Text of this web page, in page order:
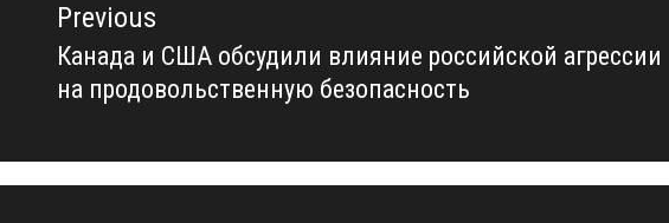
записямPrevious
Previous
post:
Канада и США обсудили влияние российской агрессии
на продовольственную безопасность